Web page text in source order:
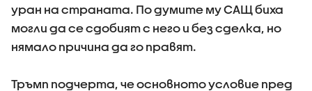
уран на страната. По думите му САЩ биха
могли да се сдобият с него и без сделка, но
нямало причина да го правят.
Тръмп подчерта, че основното условие пред